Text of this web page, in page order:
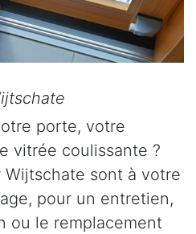
porte, votre
vitrée coulissante ?
Wijtschate sont à votre
pour un entretien,
ou le remplacement